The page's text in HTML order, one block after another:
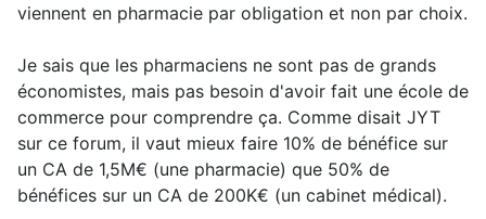
viennent en pharmacie par obligation et non par choix.
Je sais que les pharmaciens ne sont pas de grands
économistes, mais pas besoin d'avoir fait une école de
commerce pour comprendre ça. Comme disait JYT
sur ce forum, il vaut mieux faire 10% de bénéfice sur
un CA de 1,5M€ (une pharmacie) que 50% de
bénéfices sur un CA de 200K€ (un cabinet médical).